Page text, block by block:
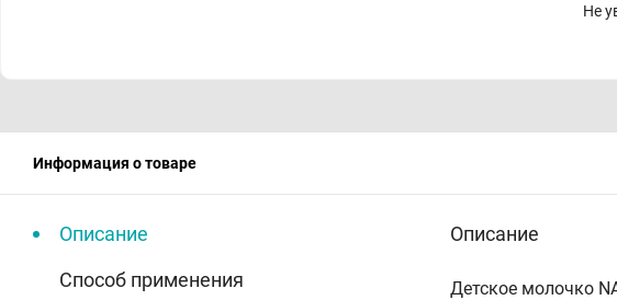
Не
Информация о товаре
Описание
Способ применения
Описание
Детское молочко